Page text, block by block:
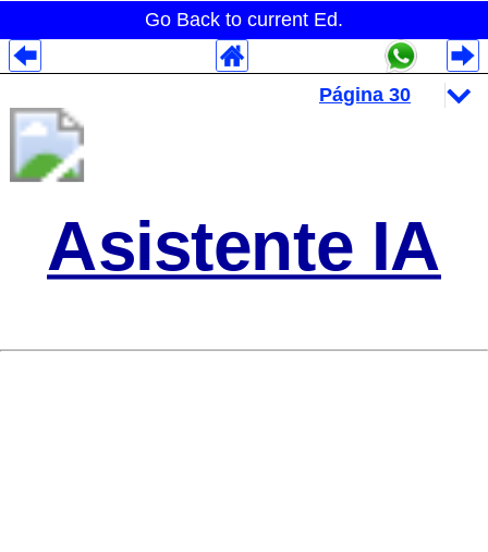
Go Back to current Ed.
Asistente IA
Despliegues Analytics
Despliegues Totales
Despliegues por Rubros